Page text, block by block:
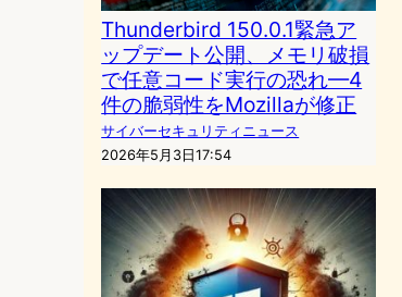
Thunderbird 150.0.1緊急ア
ップデート公開、メモリ破損
で任意コード実行の恐れ—4
件の脆弱性をMozillaが修正
サイバーセキュリティニュース
2026年5月3日17:54